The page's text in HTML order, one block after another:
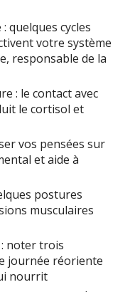
quelques cycles
votre système
responsable de la
: le contact avec
le cortisol et
vos pensées sur
et aide à
postures
musculaires
noter trois
journée réoriente
nourrit